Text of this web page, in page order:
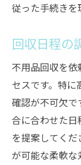
従った手続きを
回収日程の
不用品回収を
セスです。特に
確認が不可欠
合に合わせた
を提案してく
が可能な柔軟な